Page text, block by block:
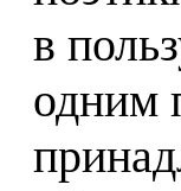
в
одним